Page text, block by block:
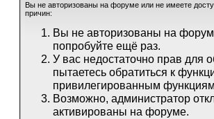
Вы не авторизованы на форуме или не имеете
причин:
Вы не авторизованы на
попробуйте ещё раз.
У вас недостаточно прав для
пытаетесь обратиться к
привилегированным
Возможно, администратор
активированы на форуме.